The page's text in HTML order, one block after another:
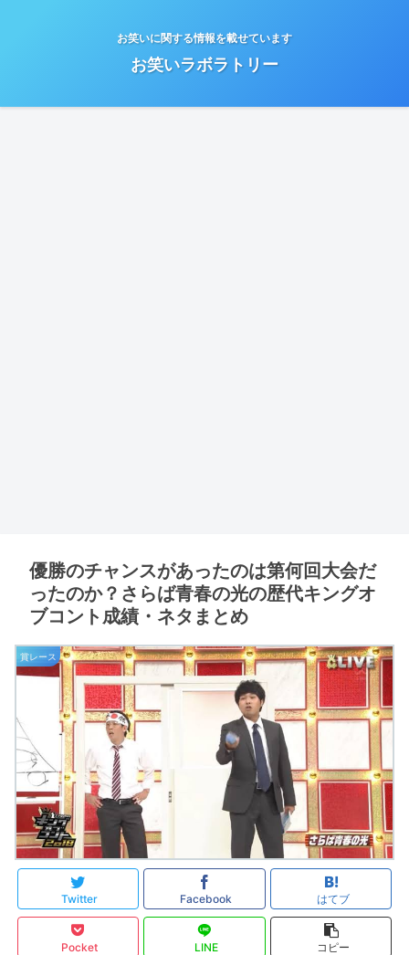
お笑いに関する情報を載せています
お笑いラボラトリー
優勝のチャンスがあったのは第何回大会だ
ったのか？さらば青春の光の歴代キングオ
ブコント成績・ネタまとめ
賞レース
Twitter Facebook はてブ
Pocket LINE コピー